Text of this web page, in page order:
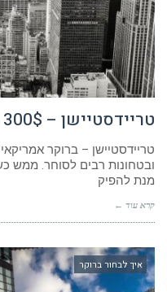
טריידסטיישן – 300$ החזר עמלה ברוקר
טריידסטיישן – ברוקר
ובטחונות רבים לסוחר. ממש
מנת להפיק
קרא עוד ←
איך לבחור ברוקר